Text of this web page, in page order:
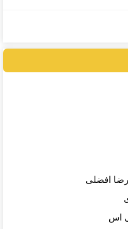
افضلی
اس